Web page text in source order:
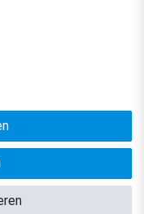
vorbehalten. / *Alle Preise
Versandkosten.